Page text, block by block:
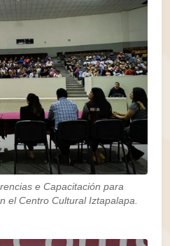
e Capacitación para
el Centro Cultural Iztapalapa.